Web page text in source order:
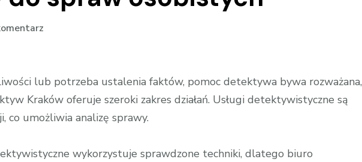
do
spraw
lub potrzeba ustalenia faktów, pomoc detektywa bywa rozważana,
Kraków oferuje szeroki zakres działań. Usługi detektywistyczne są
co umożliwia analizę sprawy.
wykorzystuje sprawdzone techniki, dlatego biuro